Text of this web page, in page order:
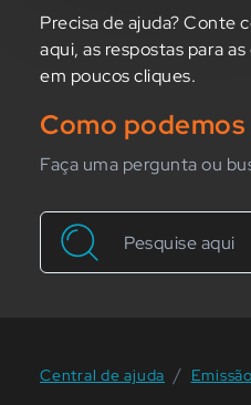
Precisa de ajuda? Conte
aqui, as respostas para
em poucos cliques.
Como
Faça uma pergunta ou
Central de ajuda /